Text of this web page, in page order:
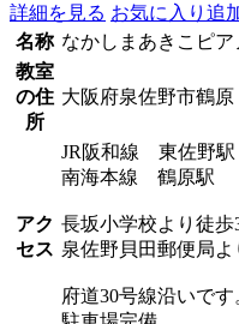
詳細を見る お気に入り追
名称 なかしまあきこピア
教室
の住
所
大阪府泉佐野市鶴原
アク
セス
JR阪和線 東佐野
南海本線 鶴原駅
長坂小学校より徒
泉佐野貝田郵便局よ
府道30号線沿いです